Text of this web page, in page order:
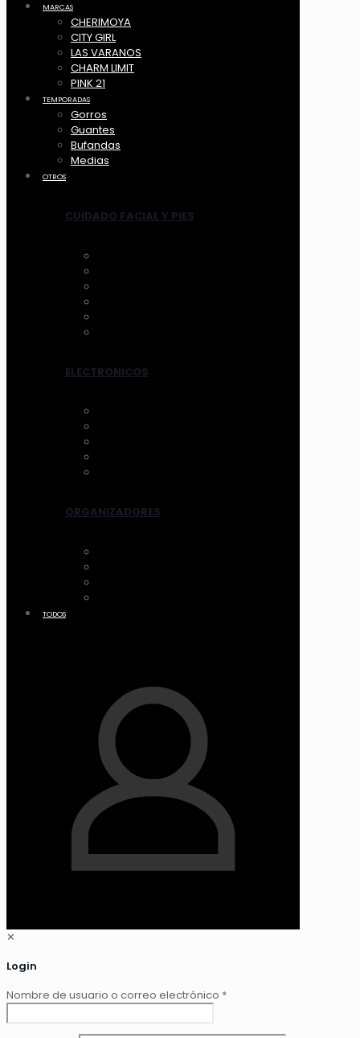
MARCAS
CHERIMOYA
CITY GIRL
LAS VARANOS
CHARM LIMIT
PINK 21
TEMPORADAS
Gorros
Guantes
Bufandas
Medias
OTROS
CUIDADO FACIAL Y PIES
ELECTRONICOS
ORGANIZADORES
TODOS
✕
Login
Nombre de usuario o correo electrónico *